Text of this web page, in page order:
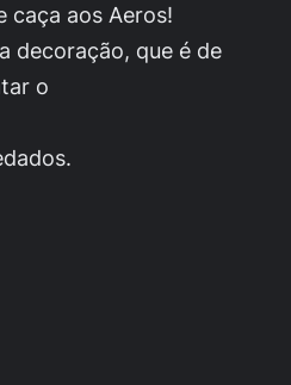
caça aos Aeros!
decoração, que é de
o